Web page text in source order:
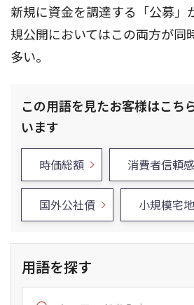
新規に資金を調達する「公募」
規公開においてはこの両方が同
多い。
この用語を見たお客様はこち
います
時価総額 消費者信頼
国外公社債 小規模宅
用語を探す